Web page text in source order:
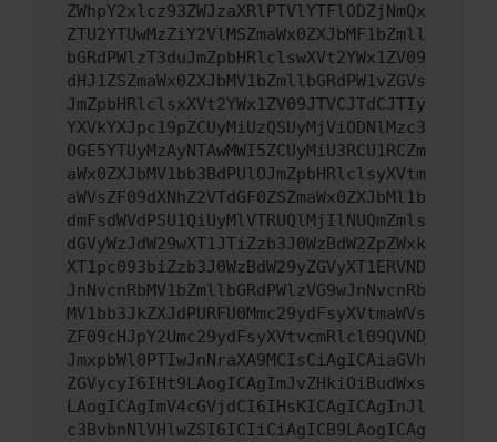
ZWhpY2xlcz93ZWJzaXRlPTVlYTFlODZjNmQx
ZTU2YTUwMzZiY2VlMSZmaWx0ZXJbMF1bZmll
bGRdPWlzT3duJmZpbHRlclswXVt2YWx1ZV09
dHJ1ZSZmaWx0ZXJbMV1bZmllbGRdPW1vZGVs
JmZpbHRlclsxXVt2YWx1ZV09JTVCJTdCJTIy
YXVkYXJpc19pZCUyMiUzQSUyMjViODNlMzc3
OGE5YTUyMzAyNTAwMWI5ZCUyMiU3RCU1RCZm
aWx0ZXJbMV1bb3BdPUlOJmZpbHRlclsyXVtm
aWVsZF09dXNhZ2VTdGF0ZSZmaWx0ZXJbMl1b
dmFsdWVdPSU1QiUyMlVTRUQlMjIlNUQmZmls
dGVyWzJdW29wXT1JTiZzb3J0WzBdW2ZpZWxk
XT1pc093biZzb3J0WzBdW29yZGVyXT1ERVND
JnNvcnRbMV1bZmllbGRdPWlzVG9wJnNvcnRb
MV1bb3JkZXJdPURFU0Mmc29ydFsyXVtmaWVs
ZF09cHJpY2Umc29ydFsyXVtvcmRlcl09QVND
JmxpbWl0PTIwJnNraXA9MCIsCiAgICAiaGVh
ZGVycyI6IHt9LAogICAgImJvZHkiOiBudWxs
LAogICAgImV4cGVjdCI6IHsKICAgICAgInJl
c3BvbnNlVHlwZSI6ICIiCiAgICB9LAogICAg